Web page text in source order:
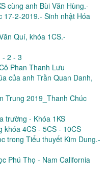
cùng anh Bùi Văn Hùng.-
17-2-2019.- Sinh nhật Hóa
Quí, khóa 1CS.-
- 2 - 3
Phan Thanh Lưu
của anh Trần Quan Danh,
Trung 2019_Thanh Chúc
trường - Khóa 1KS
khóa 4CS - 5CS - 10CS
trong Tiểu thuyết Kim Dung.-
Phú Thọ - Nam California